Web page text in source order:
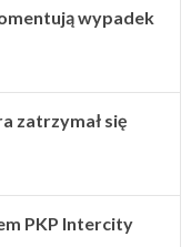
wypadek
zatrzymał się
PKP Intercity